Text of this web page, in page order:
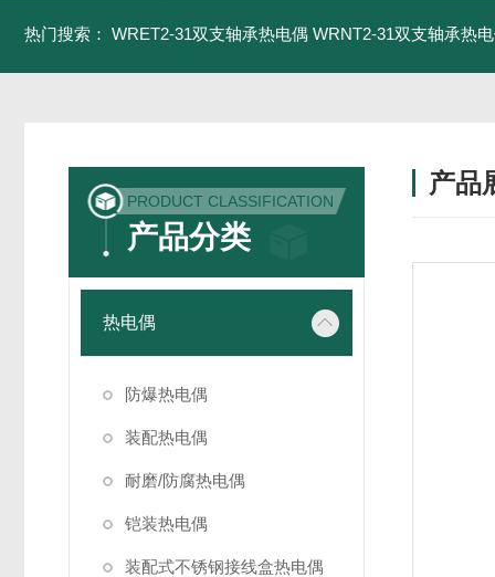
热门搜索： WRET2-31双支轴承热电偶 WRNT2-31双支轴承热
PRODUCT CLASSIFICATION
产品分类
热电偶
防爆热电偶
装配热电偶
耐磨/防腐热电偶
铠装热电偶
装配式不锈钢接线盒热电偶
产品